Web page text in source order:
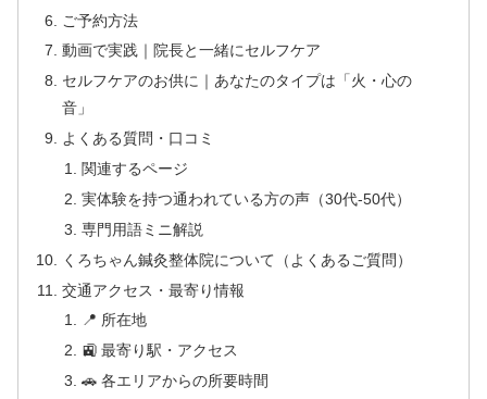
ご予約方法
動画で実践｜院長と一緒にセルフケア
セルフケアのお供に｜あなたのタイプは「火・心の
音」
よくある質問・口コミ
関連するページ
実体験を持つ通われている方の声（30代-50代）
専門用語ミニ解説
くろちゃん鍼灸整体院について（よくあるご質問）
交通アクセス・最寄り情報
📍 所在地
🚉 最寄り駅・アクセス
🚗 各エリアからの所要時間